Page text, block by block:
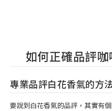
如何正確品評
專業品評白花香氣的方
要說到白花香氣的品評，其實有個